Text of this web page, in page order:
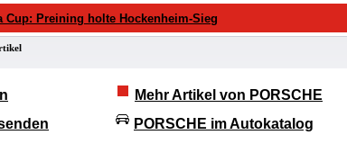
Cup: Preining holte Hockenheim-Sieg
Mehr Artikel von PORSCHE
PORSCHE im Autokatalog